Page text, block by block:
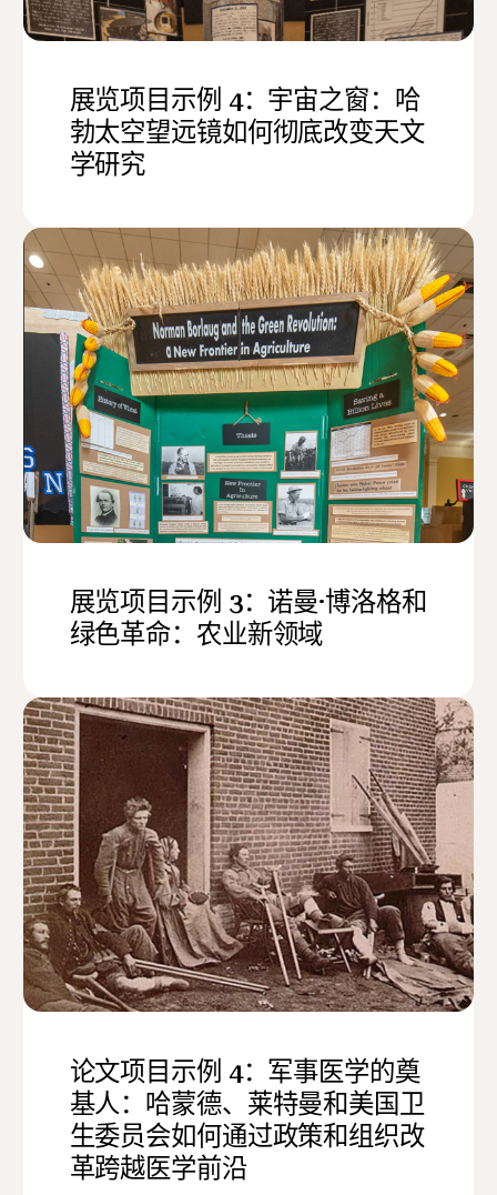
展览项目示例 4：宇宙之窗：哈
勃太空望远镜如何彻底改变天文
学研究
展览项目示例 3：诺曼·博洛格和
绿色革命：农业新领域
论文项目示例 4：军事医学的奠
基人：哈蒙德、莱特曼和美国卫
生委员会如何通过政策和组织改
革跨越医学前沿